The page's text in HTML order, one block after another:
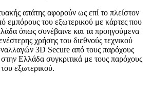
απάτης αφορούν ως επί το πλείστον
εμπόρους του εξωτερικού με κάρτες που
όπως συνέβαινε και τα προηγούμενα
χρήσης του διεθνούς τεχνικού
3D Secure από τους παρόχους
Ελλάδα συγκριτικά με τους παρόχους
εξωτερικού.